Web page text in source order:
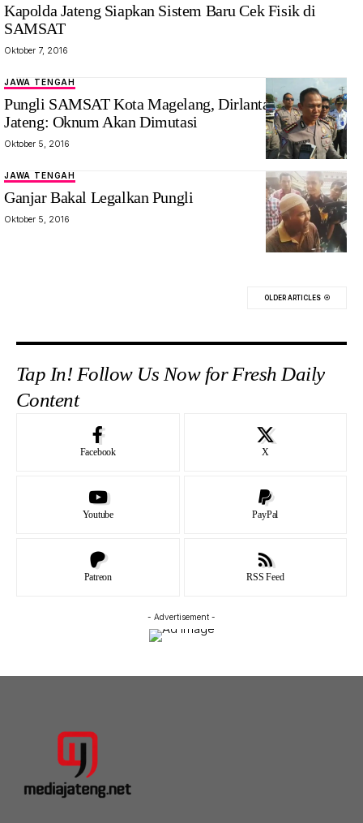
Kapolda Jateng Siapkan Sistem Baru Cek Fisik di
SAMSAT
Oktober 7, 2016
JAWA TENGAH
Pungli SAMSAT Kota Magelang, Dirlantas Polda
Jateng: Oknum Akan Dimutasi
Oktober 5, 2016
JAWA TENGAH
Ganjar Bakal Legalkan Pungli
Oktober 5, 2016
OLDER ARTICLES
Tap In! Follow Us Now for Fresh Daily
Content
Facebook X
Youtube PayPal
Patreon RSS Feed
- Advertisement -